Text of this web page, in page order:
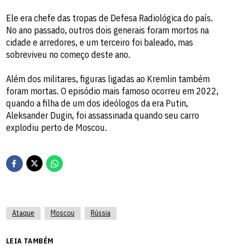
Ele era chefe das tropas de Defesa Radiológica do país.
No ano passado, outros dois generais foram mortos na
cidade e arredores, e um terceiro foi baleado, mas
sobreviveu no começo deste ano.
Além dos militares, figuras ligadas ao Kremlin também
foram mortas. O episódio mais famoso ocorreu em 2022,
quando a filha de um dos ideólogos da era Putin,
Aleksander Dugin, foi assassinada quando seu carro
explodiu perto de Moscou.
Ataque Moscou Rússia
LEIA TAMBÉM